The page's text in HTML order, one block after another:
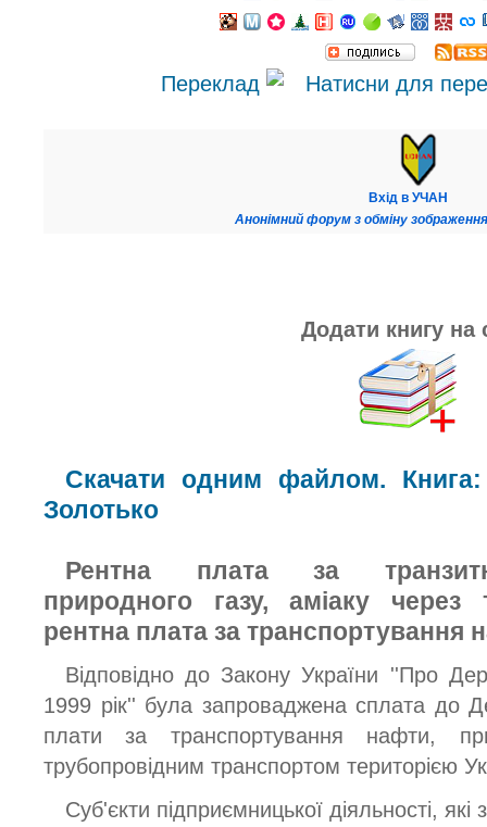
Переклад
Вхід в УЧАН
Анонімний форум з обміну
Додати книгу на
Скачати одним файлом.
Золотько
Рентна плата за
природного газу, аміаку через
рентна плата за транспортування
Відповідно до Закону України ''Про
1999 рік'' була запроваджена сплата до
плати за транспортування нафти,
трубопровідним транспортом територією
Суб'єкти підприємницької діяльності,